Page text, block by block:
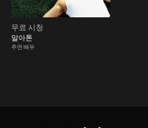
무료 시청
말아톤
주연 배우